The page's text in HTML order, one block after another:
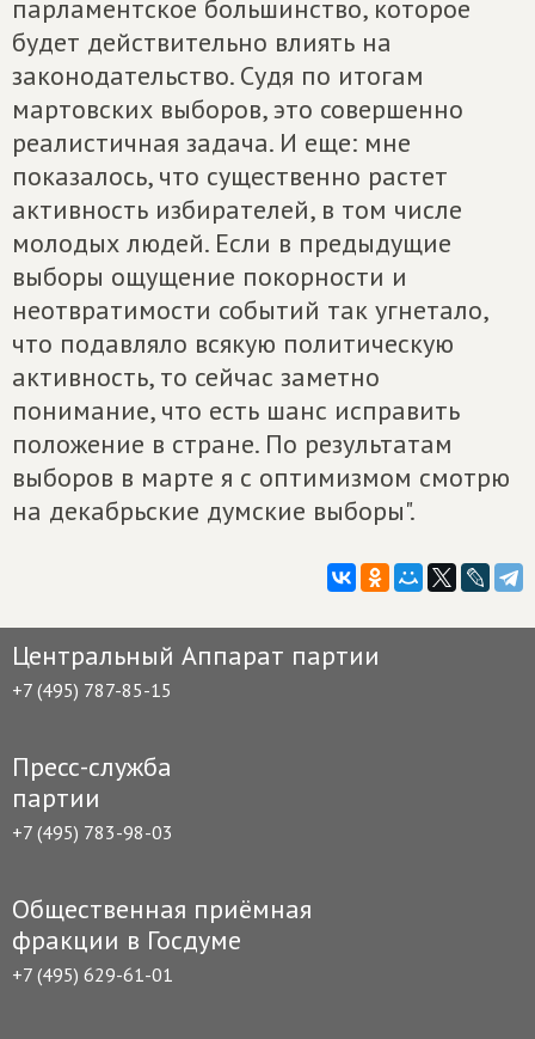
парламентское большинство, которое
будет действительно влиять на
законодательство. Судя по итогам
мартовских выборов, это совершенно
реалистичная задача. И еще: мне
показалось, что существенно растет
активность избирателей, в том числе
молодых людей. Если в предыдущие
выборы ощущение покорности и
неотвратимости событий так угнетало,
что подавляло всякую политическую
активность, то сейчас заметно
понимание, что есть шанс исправить
положение в стране. По результатам
выборов в марте я с оптимизмом смотрю
на декабрьские думские выборы".
Центральный Аппарат партии
+7 (495) 787-85-15
Пресс-служба
партии
+7 (495) 783-98-03
Общественная приёмная
фракции в Госдуме
+7 (495) 629-61-01